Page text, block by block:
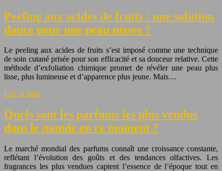
Peeling aux acides de fruits : une solution
douce pour une peau neuve ?
Le peeling aux acides de fruits s’est imposé comme une technique
de soin cutané prisée pour son efficacité et sa douceur relative. Cette
méthode d’exfoliation chimique promet de révéler une peau plus
lisse, plus lumineuse et d’apparence plus jeune. Mais…
Lire la suite
Quels sont les parfums les plus vendus
dans le monde en ce moment ?
Le marché mondial des parfums connaît une croissance constante,
reflétant l’évolution des goûts et des tendances olfactives. Les
fragrances les plus vendues captent l’essence de l’époque tout en